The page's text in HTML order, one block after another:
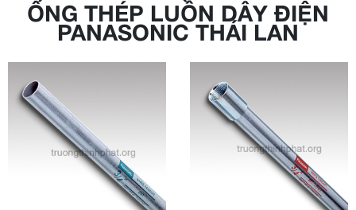
ỐNG THÉP LUỒN DÂY ĐIỆN
PANASONIC THÁI LAN